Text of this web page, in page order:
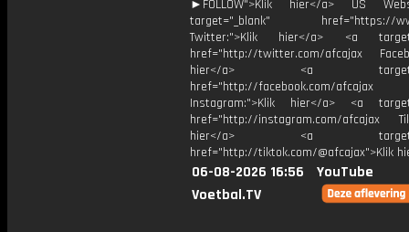
►FOLLOW">Klik hier</a> US
target="_blank" href="https://
Twitter:">Klik hier</a> <a
href="http://twitter.com/afcajax
hier</a> <a
href="http://facebook.com/afcajax
Instagram:">Klik hier</a> <a
href="http://instagram.com/afcajax
hier</a> <a
href="http://tiktok.com/@afcajax">Klik
06-08-2026 16:56
YouTube
Voetbal.TV